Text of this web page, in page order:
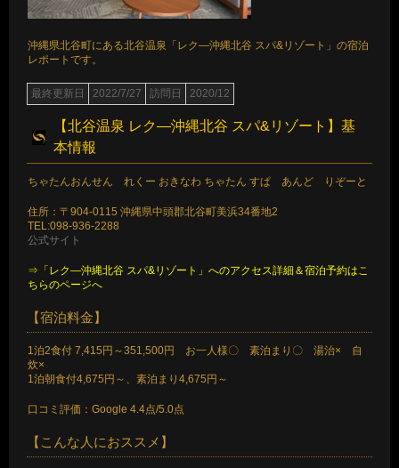
沖縄県北谷町にある北谷温泉「レク―沖縄北谷 スパ&リゾート」の宿泊
レポートです。
最終更新日 2022/7/27 訪問日 2020/12
【北谷温泉 レク―沖縄北谷 スパ&リゾート】基
本情報
ちゃたんおんせん れくー おきなわ ちゃたん すぱ あんど りぞーと
住所：〒904-0115 沖縄県中頭郡北谷町美浜34番地2
TEL:098-936-2288
公式サイト
⇒「レク―沖縄北谷 スパ&リゾート」へのアクセス詳細＆宿泊予約はこ
ちらのページへ
【宿泊料金】
1泊2食付 7,415円～351,500円 お一人様〇 素泊まり〇 湯治× 自
炊×
1泊朝食付4,675円～、素泊まり4,675円～
口コミ評価：Google 4.4点/5.0点
【こんな人におススメ】